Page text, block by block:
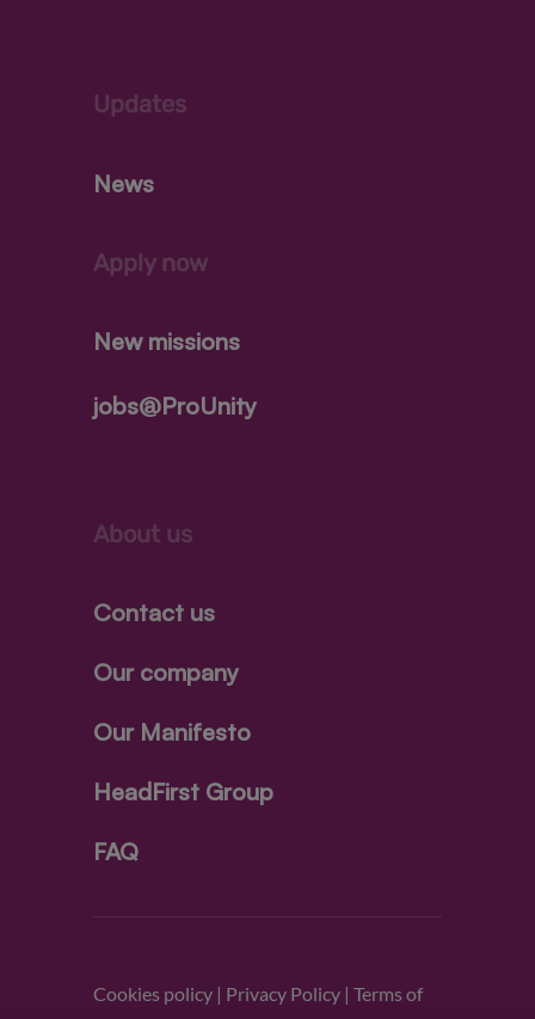
Updates
News
Apply now
New missions
jobs@ProUnity
About us
Contact us
Our company
Our Manifesto
HeadFirst Group
FAQ
Cookies policy | Privacy Policy | Terms of